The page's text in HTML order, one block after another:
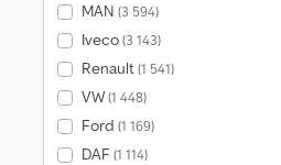
MAN (3 594)
Iveco(3 143)
Renault(1 541)
VW(1 448)
Ford (1 169)
DAF (1 114)